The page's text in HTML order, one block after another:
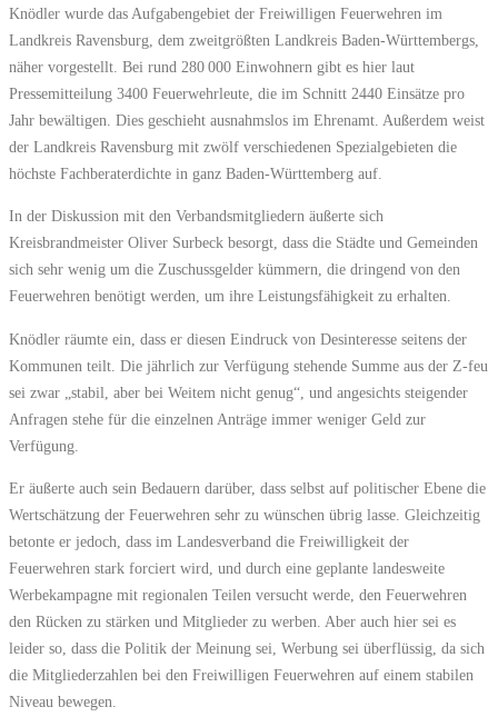
Knödler wurde das Aufgabengebiet der Freiwilligen Feuerwehren im
Landkreis Ravensburg, dem zweitgrößten Landkreis Baden-Württembergs,
näher vorgestellt. Bei rund 280 000 Einwohnern gibt es hier laut
Pressemitteilung 3400 Feuerwehrleute, die im Schnitt 2440 Einsätze pro
Jahr bewältigen. Dies geschieht ausnahmslos im Ehrenamt. Außerdem weist
der Landkreis Ravensburg mit zwölf verschiedenen Spezialgebieten die
höchste Fachberaterdichte in ganz Baden-Württemberg auf.
In der Diskussion mit den Verbandsmitgliedern äußerte sich
Kreisbrandmeister Oliver Surbeck besorgt, dass die Städte und Gemeinden
sich sehr wenig um die Zuschussgelder kümmern, die dringend von den
Feuerwehren benötigt werden, um ihre Leistungsfähigkeit zu erhalten.
Knödler räumte ein, dass er diesen Eindruck von Desinteresse seitens der
Kommunen teilt. Die jährlich zur Verfügung stehende Summe aus der Z-feu
sei zwar „stabil, aber bei Weitem nicht genug“, und angesichts steigender
Anfragen stehe für die einzelnen Anträge immer weniger Geld zur
Verfügung.
Er äußerte auch sein Bedauern darüber, dass selbst auf politischer Ebene die
Wertschätzung der Feuerwehren sehr zu wünschen übrig lasse. Gleichzeitig
betonte er jedoch, dass im Landesverband die Freiwilligkeit der
Feuerwehren stark forciert wird, und durch eine geplante landesweite
Werbekampagne mit regionalen Teilen versucht werde, den Feuerwehren
den Rücken zu stärken und Mitglieder zu werben. Aber auch hier sei es
leider so, dass die Politik der Meinung sei, Werbung sei überflüssig, da sich
die Mitgliederzahlen bei den Freiwilligen Feuerwehren auf einem stabilen
Niveau bewegen.